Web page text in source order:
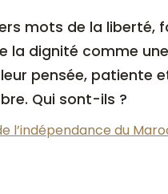
la dignité comme
pensée, patiente
Qui sont-ils ?